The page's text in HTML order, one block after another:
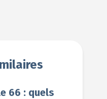
66 : quels